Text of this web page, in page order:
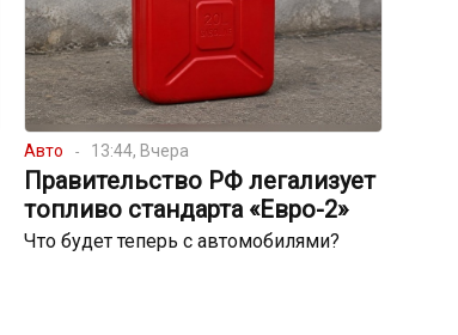
Авто 13:44, Вчера
Правительство РФ легализует
топливо стандарта «Евро-2»
Что будет теперь с автомобилями?